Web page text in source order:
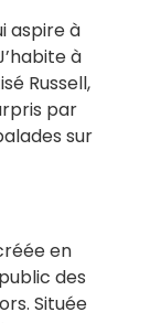
aspire à
à
Russell,
par
sur
en
des
Située